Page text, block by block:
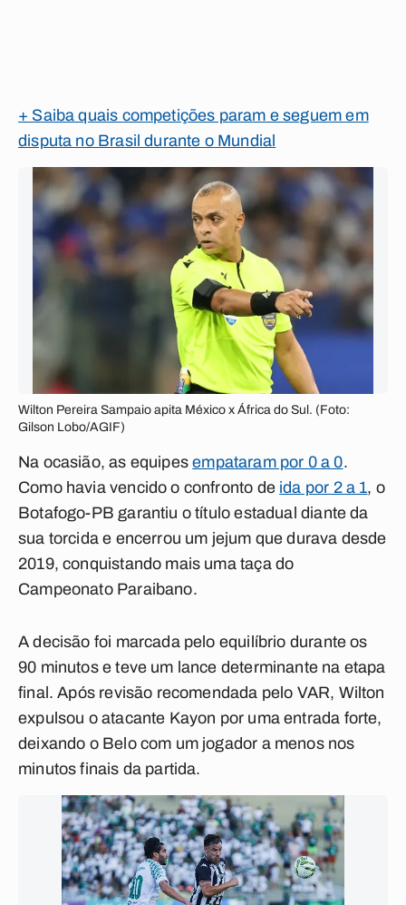
+ Saiba quais competições param e seguem em
disputa no Brasil durante o Mundial
Wilton Pereira Sampaio apita México x África do Sul. (Foto:
Gilson Lobo/AGIF)
Na ocasião, as equipesempataram por 0 a 0.
Como havia vencido o confronto de ida por 2 a 1, o
Botafogo-PB garantiu o título estadual diante da
sua torcida e encerrou um jejum que durava desde
2019, conquistando mais uma taça do
Campeonato Paraibano.
A decisão foi marcada pelo equilíbrio durante os
90 minutos e teve um lance determinante na etapa
final. Após revisão recomendada pelo VAR, Wilton
expulsou o atacante Kayon por uma entrada forte,
deixando o Belo com um jogador a menos nos
minutos finais da partida.